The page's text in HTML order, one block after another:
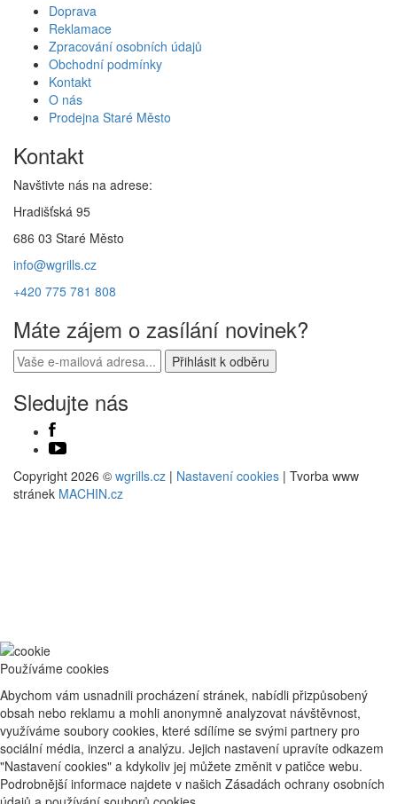
Doprava
Reklamace
Zpracování osobních údajů
Obchodní podmínky
Kontakt
O nás
Prodejna Staré Město
Kontakt
Navštivte nás na adrese:
Hradišťská 95
686 03 Staré Město
info@wgrills.cz
+420 775 781 808
Máte zájem o zasílání novinek?
Sledujte nás
Copyright 2026 © wgrills.cz | Nastavení cookies | Tvorba www
stránek MACHIN.cz
Používáme cookies
Abychom vám usnadnili procházení stránek, nabídli přizpůsobený
obsah nebo reklamu a mohli anonymně analyzovat návštěvnost,
využíváme soubory cookies, které sdílíme se svými partnery pro
sociální média, inzerci a analýzu. Jejich nastavení upravíte odkazem
"Nastavení cookies" a kdykoliv jej můžete změnit v patičce webu.
Podrobnější informace najdete v našich Zásadách ochrany osobních